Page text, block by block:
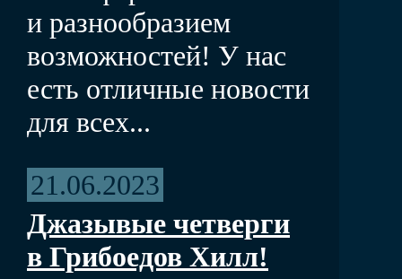
и разнообразием
возможностей! У нас
есть отличные новости
для всех...
21.06.2023
Джазывые четверги
в Грибоедов Хилл!